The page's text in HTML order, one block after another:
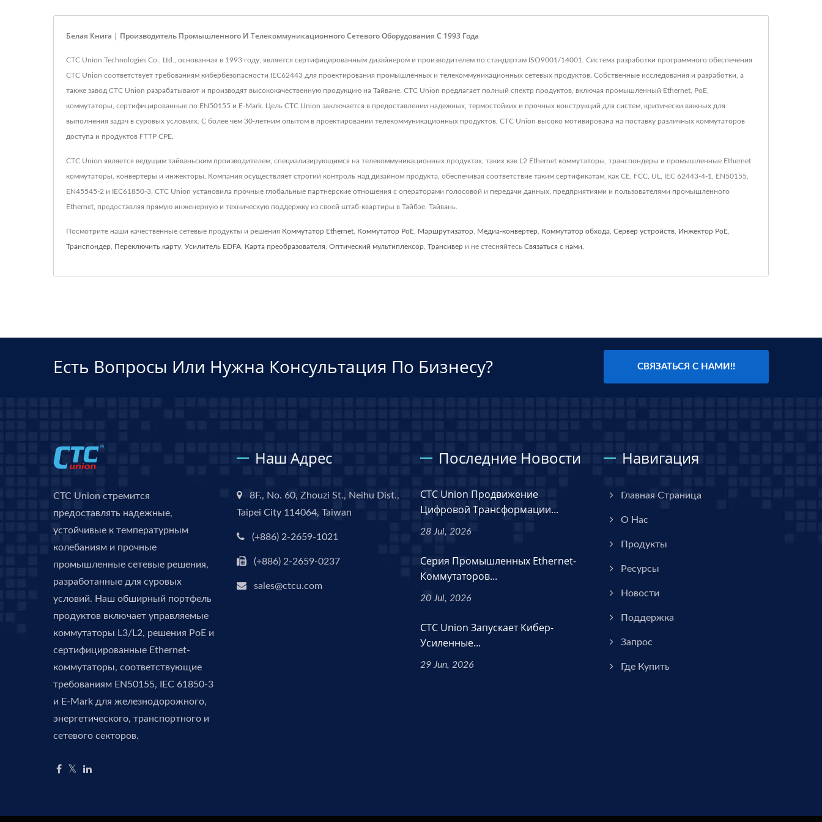
Белая Книга | Производитель Промышленного И Телекоммуникационного Сетевого Оборудования С 1993 Года
CTC Union Technologies Co., Ltd., основанная в 1993 году, является сертифицированным дизайнером и производителем по стандартам ISO9001/14001. Система разработки программного обеспечения
CTC Union соответствует требованиям кибербезопасности IEC62443 для проектирования промышленных и телекоммуникационных сетевых продуктов. Собственные исследования и разработки, а
также завод CTC Union разрабатывают и производят высококачественную продукцию на Тайване. CTC Union предлагает полный спектр продуктов, включая промышленный Ethernet, PoE,
коммутаторы, сертифицированные по EN50155 и E-Mark. Цель CTC Union заключается в предоставлении надежных, термостойких и прочных конструкций для систем, критически важных для
выполнения задач в суровых условиях. С более чем 30-летним опытом в проектировании телекоммуникационных продуктов, CTC Union высоко мотивирована на поставку различных коммутаторов
доступа и продуктов FTTP CPE.
CTC Union является ведущим тайваньским производителем, специализирующимся на телекоммуникационных продуктах, таких как L2 Ethernet коммутаторы, транспондеры и промышленные Ethernet
коммутаторы, конвертеры и инжекторы. Компания осуществляет строгий контроль над дизайном продукта, обеспечивая соответствие таким сертификатам, как CE, FCC, UL, IEC 62443-4-1, EN50155,
EN45545-2 и IEC61850-3. CTC Union установила прочные глобальные партнерские отношения с операторами голосовой и передачи данных, предприятиями и пользователями промышленного
Ethernet, предоставляя прямую инженерную и техническую поддержку из своей штаб-квартиры в Тайбэе, Тайвань.
Посмотрите наши качественные сетевые продукты и решения Коммутатор Ethernet Коммутатор PoE Маршрутизатор Медиа-конвертер Коммутатор обхода Сервер устройств Инжектор PoE
Транспондер Переключить карту Усилитель EDFA Карта преобразователя Оптический мультиплексор Трансивер и не стесняйтесь Связаться с нами
Есть Вопросы Или Нужна Консультация По Бизнесу? СВЯЗАТЬСЯ С НАМИ!!
CTC Union стремится
предоставлять надежные,
устойчивые к температурным
колебаниям и прочные
промышленные сетевые решения,
разработанные для суровых
условий. Наш обширный портфель
продуктов включает управляемые
коммутаторы L3/L2, решения PoE и
сертифицированные Ethernet-
коммутаторы, соответствующие
требованиям EN50155, IEC 61850-3
и E-Mark для железнодорожного,
энергетического, транспортного и
сетевого секторов.
Наш Адрес
8F., No. 60, Zhouzi St., Neihu Dist.,
Taipei City 114064, Taiwan
(+886) 2-2659-1021
(+886) 2-2659-0237
sales@ctcu.com
Последние Новости
CTC Union Продвижение
Цифровой Трансформации...
28 Jul, 2026
Серия Промышленных Ethernet-
Коммутаторов...
20 Jul, 2026
CTC Union Запускает Кибер-
Усиленные...
29 Jun, 2026
Навигация
Главная Страница
О Нас
Продукты
Ресурсы
Новости
Поддержка
Запрос
Где Купить